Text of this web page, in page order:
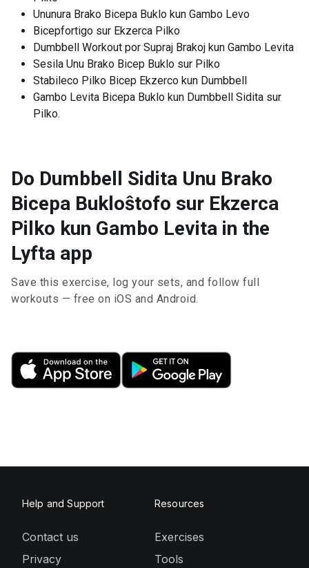
Ununura Brako Bicepa Buklo kun Gambo Levo
Bicepfortigo sur Ekzerca Pilko
Dumbbell Workout por Supraj Brakoj kun Gambo Levita
Sesila Unu Brako Bicep Buklo sur Pilko
Stabileco Pilko Bicep Ekzerco kun Dumbbell
Gambo Levita Bicepa Buklo kun Dumbbell Sidita sur
Pilko.
Do Dumbbell Sidita Unu Brako
Bicepa Bukloŝtofo sur Ekzerca
Pilko kun Gambo Levita in the
Lyfta app
Save this exercise, log your sets, and follow full
workouts — free on iOS and Android.
Help and Support
Contact us
Privacy
Resources
Exercises
Tools